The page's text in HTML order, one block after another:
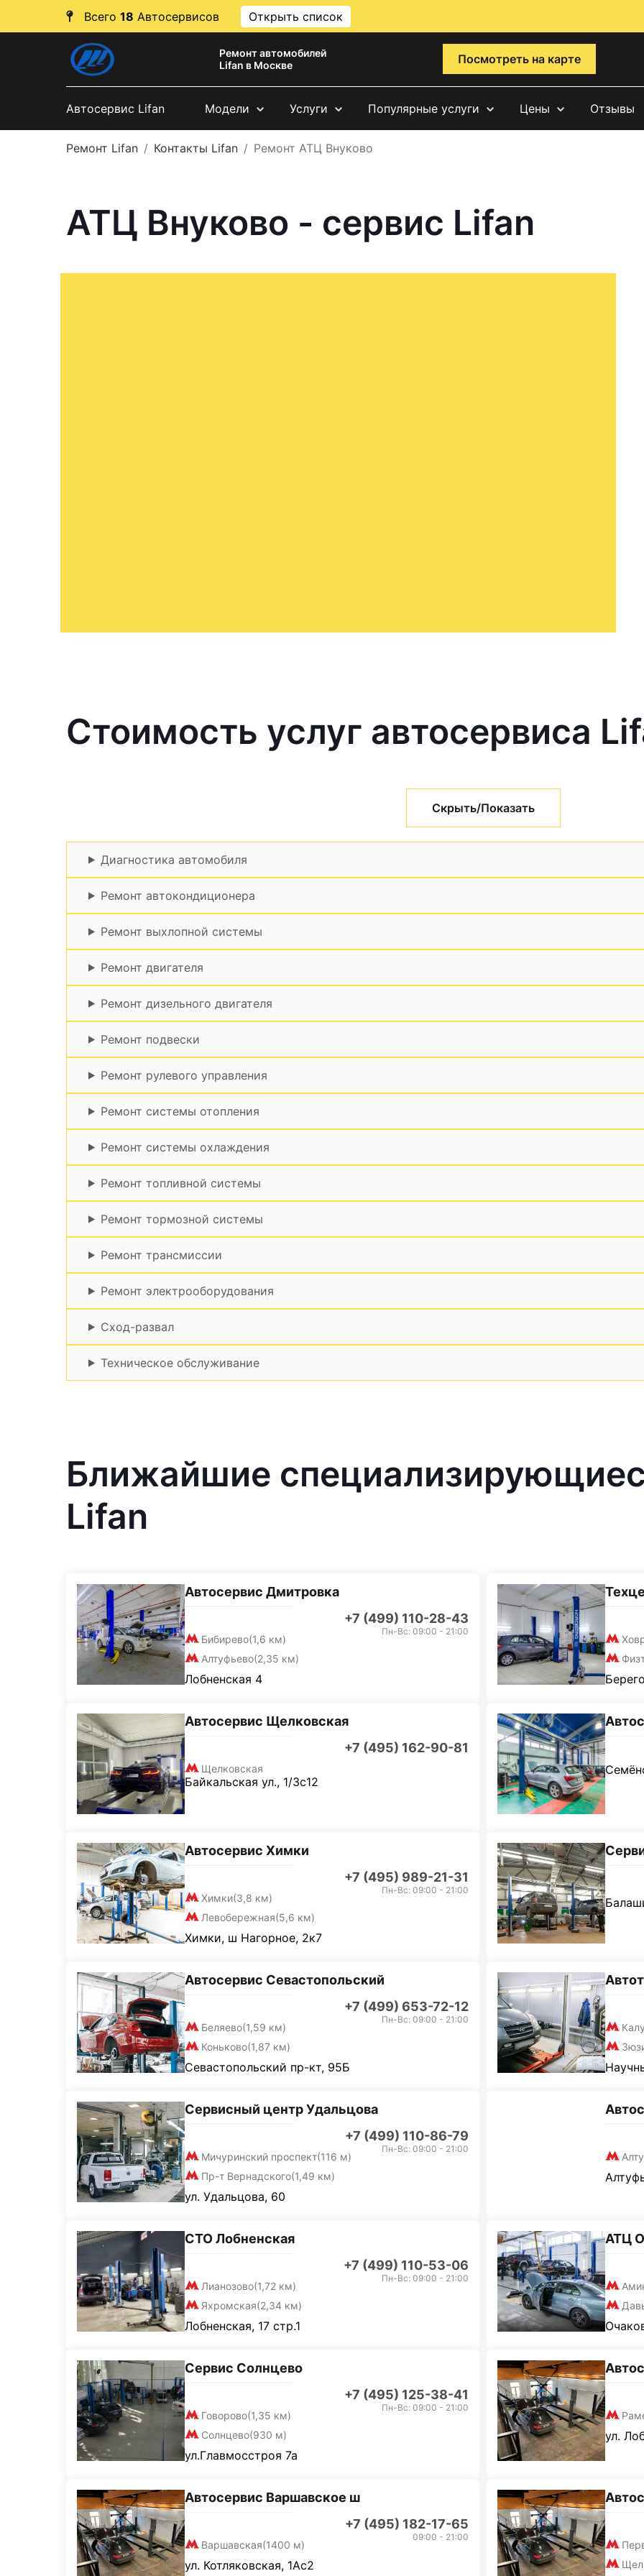
Всего 18 Автосервисов Открыть список
Ремонт автомобилей
Lifan в Москве
Посмотреть на карте
Автосервис Lifan Модели Услуги Популярные услуги Цены Отзывы
Ремонт Lifan Контакты Lifan Ремонт АТЦ Внуково
АТЦ Внуково - сервис Lifan
Стоимость услуг автосервиса
Скрыть/Показать
Диагностика автомобиля
Ремонт автокондиционера
Ремонт выхлопной системы
Ремонт двигателя
Ремонт дизельного двигателя
Ремонт подвески
Ремонт рулевого управления
Ремонт системы отопления
Ремонт системы охлаждения
Ремонт топливной системы
Ремонт тормозной системы
Ремонт трансмиссии
Ремонт электрооборудования
Сход-развал
Техническое обслуживание
Ближайшие
Lifan
Автосервис Дмитровка
+7 (499) 110-28-43
Бибирево(1,6 км)
Алтуфьево(2,35 км)
Пн-Вс: 09:00 - 21:00
Лобненская 4
Автосервис Щелковская
+7 (495) 162-90-81
Щелковская
Байкальская ул., 1/3с12
Автосервис Химки
+7 (495) 989-21-31
Химки(3,8 км)
Левобережная(5,6 км)
Пн-Вс: 09:00 - 21:00
Химки, ш Нагорное, 2к7
Автосервис Севастопольский
+7 (499) 653-72-12
Беляево(1,59 км)
Коньково(1,87 км)
Пн-Вс: 09:00 - 21:00
Севастопольский пр-кт, 95Б
Сервисный центр Удальцова
+7 (499) 110-86-79
Мичуринский проспект(116 м)
Пр-т Вернадского(1,49 км)
Пн-Вс: 09:00 - 21:00
ул. Удальцова, 60
СТО Лобненская
+7 (499) 110-53-06
Лианозово(1,72 км)
Яхромская(2,34 км)
Пн-Вс: 09:00 - 21:00
Лобненская, 17 стр.1
АТЦ
Сервис Солнцево
+7 (495) 125-38-41
Говорово(1,35 км)
Солнцево(930 м)
Пн-Вс: 09:00 - 21:00
ул.Главмосстроя 7а
ул.
Автосервис Варшавское ш
+7 (495) 182-17-65
Варшавская(1400 м)
09:00 - 21:00
ул. Котляковская, 1Ас2